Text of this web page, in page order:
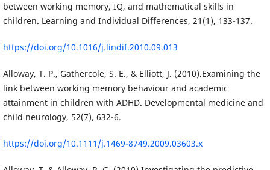
between working memory, IQ, and mathematical skills in
children. Learning and Individual Differences, 21(1), 133-137.
https://doi.org/10.1016/j.lindif.2010.09.013
Alloway, T. P., Gathercole, S. E., & Elliott, J. (2010).Examining the
link between working memory behaviour and academic
attainment in children with ADHD. Developmental medicine and
child neurology, 52(7), 632-6.
https://doi.org/10.1111/j.1469-8749.2009.03603.x